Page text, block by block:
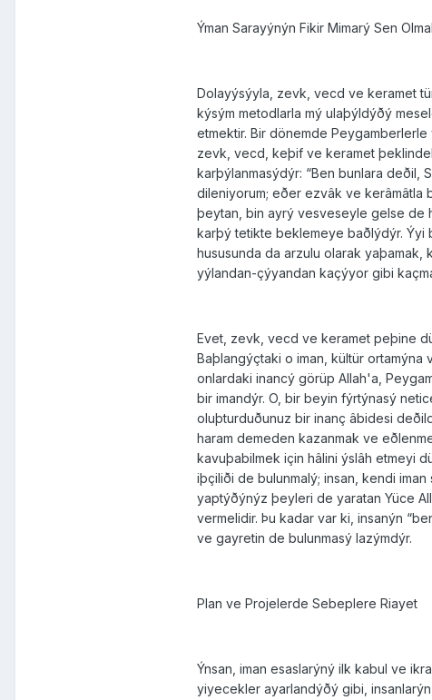
Ýman Sarayýnýn Fikir Mimarý Sen
Dolayýsýyla, zevk, vecd ve keramet
kýsým metodlarla mý ulaþýldýðý
etmektir. Bir dönemde
zevk, vecd, keþif ve keramet
karþýlanmasýdýr: “Ben bunlara deðil,
dileniyorum; eðer ezvâk ve kerâmâtla
þeytan, bin ayrý vesveseyle gelse de
karþý tetikte beklemeye baðlýdýr. Ýyi
hususunda da arzulu olarak
yýlandan-çýyandan kaçýyor gibi
Evet, zevk, vecd ve keramet peþine
Baþlangýçtaki o iman, kültür
onlardaki inancý görüp Allah'a,
bir imandýr. O, bir beyin fýrtýnasý
oluþturduðunuz bir inanç âbidesi
haram demeden kazanmak ve
kavuþabilmek için hâlini ýslâh etmeyi
iþçiliði de bulunmalý; insan, kendi
yaptýðýnýz þeyleri de yaratan Yüce
vermelidir. Þu kadar var ki, insanýn
ve gayretin de bulunmasý lazýmdýr.
Plan ve Projelerde Sebeplere Riayet
Ýnsan, iman esaslarýný ilk kabul ve
yiyecekler ayarlandýðý gibi,